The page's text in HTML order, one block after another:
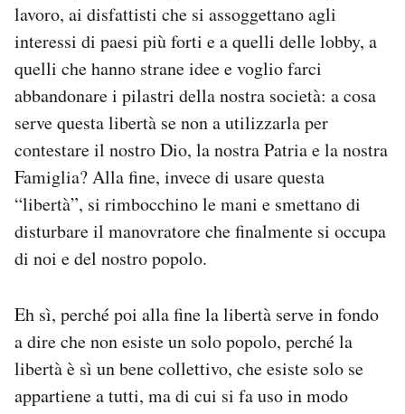
lavoro, ai disfattisti che si assoggettano agli
interessi di paesi più forti e a quelli delle lobby, a
quelli che hanno strane idee e voglio farci
abbandonare i pilastri della nostra società: a cosa
serve questa libertà se non a utilizzarla per
contestare il nostro Dio, la nostra Patria e la nostra
Famiglia? Alla fine, invece di usare questa
“libertà”, si rimbocchino le mani e smettano di
disturbare il manovratore che finalmente si occupa
di noi e del nostro popolo.
Eh sì, perché poi alla fine la libertà serve in fondo
a dire che non esiste un solo popolo, perché la
libertà è sì un bene collettivo, che esiste solo se
appartiene a tutti, ma di cui si fa uso in modo